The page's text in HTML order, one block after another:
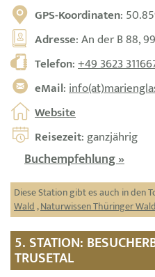
GPS-Koordinaten:
Adresse: An der B 88,
Telefon:+49 3623
eMail:
Website
Reisezeit: ganzjährig
Buchempfehlung »
Diese Station gibt es auch in den
Wald,Naturwissen Thüringer
5. STATION:
TRUSETAL